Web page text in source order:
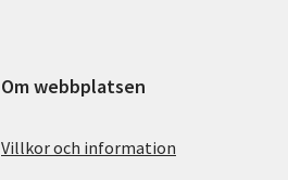
Om webbplatsen
Villkor och information